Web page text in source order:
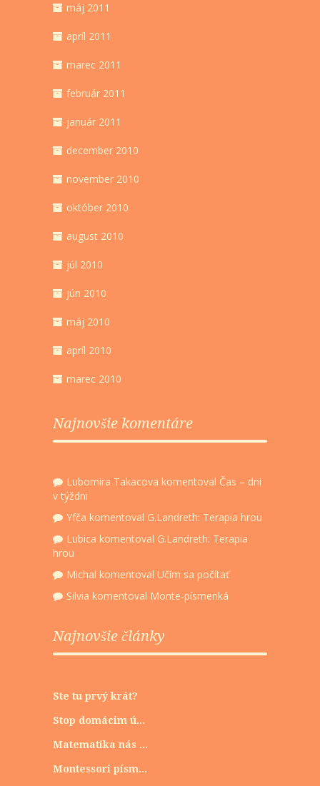
máj 2011
apríl 2011
marec 2011
február 2011
január 2011
december 2010
november 2010
október 2010
august 2010
júl 2010
jún 2010
máj 2010
apríl 2010
marec 2010
Najnovšie komentáre
Lubomira Takacova komentoval Čas – dni
v týždni
Yfča komentoval G.Landreth: Terapia hrou
Lubica komentoval G.Landreth: Terapia
hrou
Michal komentoval Učím sa počítať
Silvia komentoval Monte-písmenká
Najnovšie články
Ste tu prvý krát?
Stop domácim ú...
Matematika nás ...
Montessori písm...